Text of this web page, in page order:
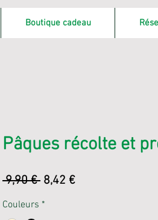
Boutique cadeau
Pâques récolte et
9,90 € Prix
8,42 €Prix
Couleurs *